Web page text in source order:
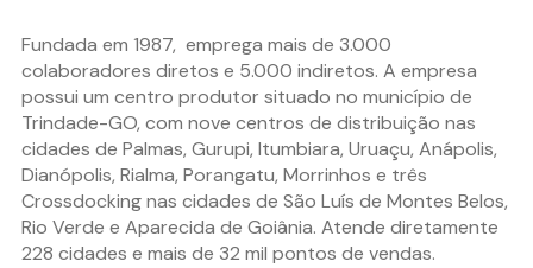
Fundada em 1987, emprega mais de 3.000
colaboradores diretos e 5.000 indiretos. A empresa
possui um centro produtor situado no município de
Trindade-GO, com nove centros de distribuição nas
cidades de Palmas, Gurupi, Itumbiara, Uruaçu, Anápolis,
Dianópolis, Rialma, Porangatu, Morrinhos e três
Crossdocking nas cidades de São Luís de Montes Belos,
Rio Verde e Aparecida de Goiânia. Atende diretamente
228 cidades e mais de 32 mil pontos de vendas.